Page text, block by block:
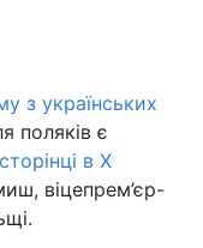
з українських
поляків є
сторінці в Х
віцепрем’єр-